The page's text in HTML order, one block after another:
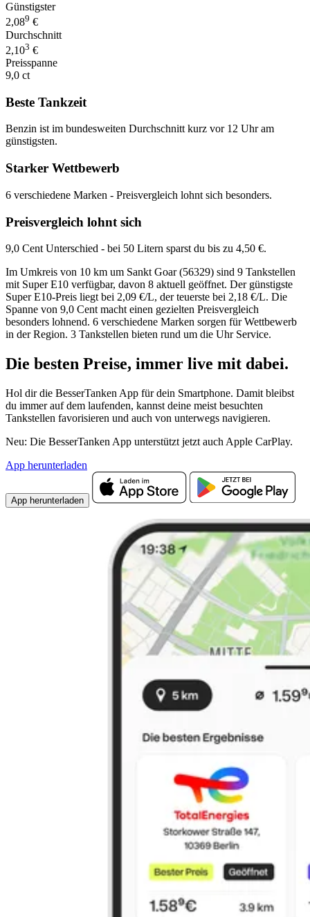
Günstigster
2,089 €
Durchschnitt
2,103 €
Preisspanne
9,0 ct
Beste Tankzeit
Benzin ist im bundesweiten Durchschnitt kurz vor 12 Uhr am
günstigsten.
Starker Wettbewerb
6 verschiedene Marken - Preisvergleich lohnt sich besonders.
Preisvergleich lohnt sich
9,0 Cent Unterschied - bei 50 Litern sparst du bis zu 4,50 €.
Im Umkreis von 10 km um Sankt Goar (56329) sind 9 Tankstellen
mit Super E10 verfügbar, davon 8 aktuell geöffnet. Der günstigste
Super E10-Preis liegt bei 2,09 €/L, der teuerste bei 2,18 €/L. Die
Spanne von 9,0 Cent macht einen gezielten Preisvergleich
besonders lohnend. 6 verschiedene Marken sorgen für Wettbewerb
in der Region. 3 Tankstellen bieten rund um die Uhr Service.
Die besten Preise, immer live mit dabei.
Hol dir die BesserTanken App für dein Smartphone. Damit bleibst
du immer auf dem laufenden, kannst deine meist besuchten
Tankstellen favorisieren und auch von unterwegs navigieren.
Neu: Die BesserTanken App unterstützt jetzt auch Apple CarPlay.
App herunterladen
App herunterladen